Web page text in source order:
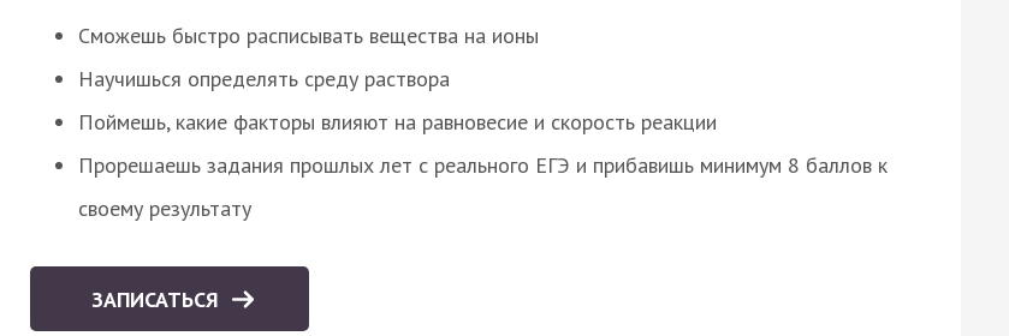
Сможешь быстро расписывать вещества на ионы
Научишься определять среду раствора
Поймешь, какие факторы влияют на равновесие и скорость реакции
Прорешаешь задания прошлых лет с реального ЕГЭ и прибавишь минимум 8 баллов к
своему результату
ЗАПИСАТЬСЯ